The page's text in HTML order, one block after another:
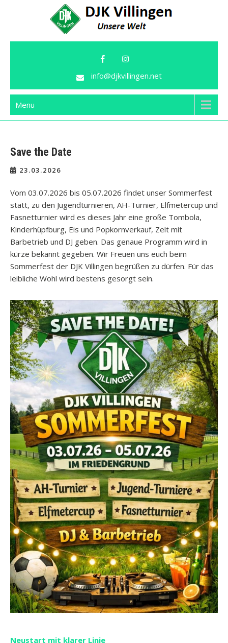
DJK Villingen
Unsere Welt!
info@djkvillingen.net
Menu
Save the Date
23.03.2026
Vom 03.07.2026 bis 05.07.2026 findet unser Sommerfest
statt, zu den Jugendturnieren, AH-Turnier, Elfmetercup und
Fasnetturnier wird es dieses Jahr eine große Tombola,
Kinderhüpfburg, Eis und Popkornverkauf, Zelt mit
Barbetrieb und DJ geben. Das genaue Programm wird in
kürze bekannt gegeben. Wir Freuen uns euch beim
Sommerfest der DJK Villingen begrüßen zu dürfen. Für das
leibliche Wohl wird bestens gesorgt sein.
Neustart mit klarer Linie